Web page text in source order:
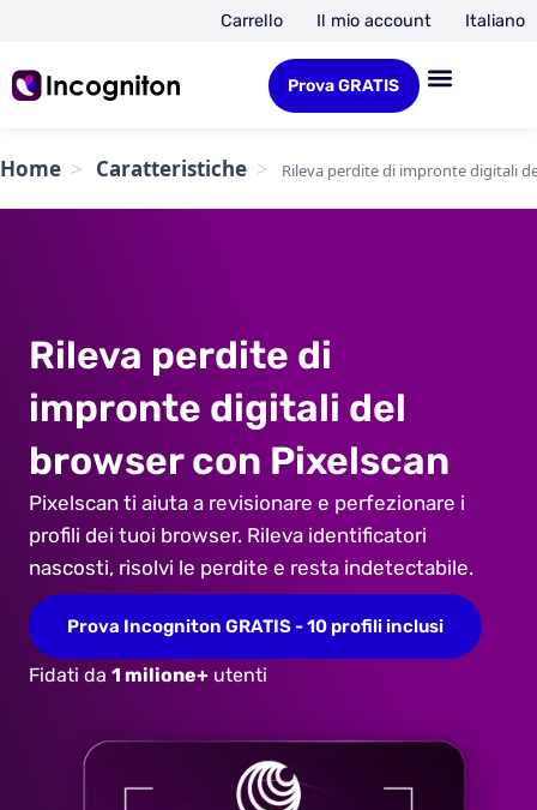
Carrello Il mio account Italiano
Prova GRATIS
Home Caratteristiche Rileva perdite di impronte digitali
Rileva perdite di
impronte digitali del
browser con Pixelscan
Pixelscan ti aiuta a revisionare e perfezionare i
profili dei tuoi browser. Rileva identificatori
nascosti, risolvi le perdite e resta indetectabile.
Prova Incogniton GRATIS - 10 profili inclusi
Fidati da 1 milione+ utenti